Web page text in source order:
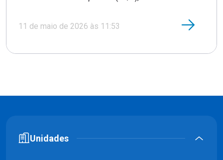
11 de maio de 2026 às 11:53
Unidades